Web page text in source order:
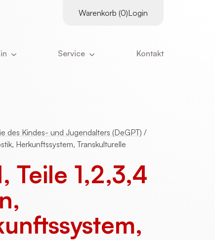
Warenkorb (0)Login
Inhouse-Schulungen
Zertifizierungs­voraus­setzungen
Stornierung
Veranstaltungsorte
Service
Links
Kontakt
des Kindes- und Jugendalters (DeGPT) /
Herkunftssystem, Transkulturelle
Teile 1,2,3,4